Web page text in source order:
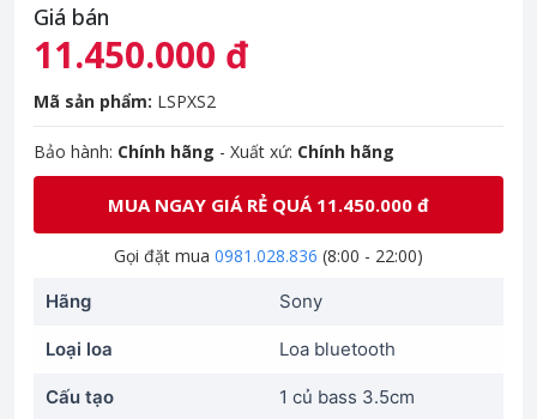
Giá bán
11.450.000 đ
Mã sản phẩm: LSPXS2
Bảo hành: Chính hãng - Xuất xứ: Chính hãng
MUA NGAY GIÁ RẺ QUÁ 11.450.000 đ
Gọi đặt mua 0981.028.836 (8:00 - 22:00)
Hãng
Sony
Loại loa Loa bluetooth
Cấu tạo 1 củ bass 3.5cm